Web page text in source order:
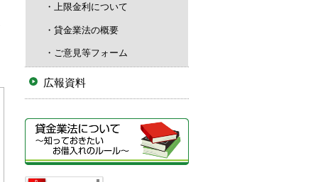
上限金利について
貸金業法の概要
ご意見等フォーム
広報資料